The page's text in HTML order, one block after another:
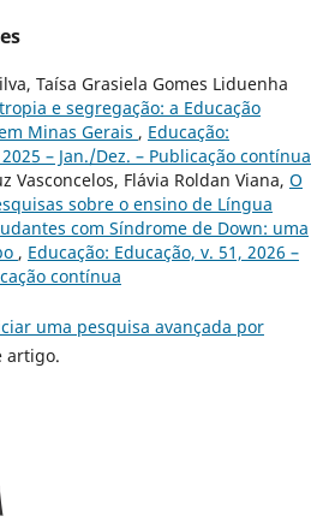
Taísa Grasiela Gomes Liduenha
e segregação: a Educação
Minas Gerais , Educação:
– Jan./Dez. – Publicação contínua
Vasconcelos, Flávia Roldan Viana, O
sobre o ensino de Língua
com Síndrome de Down: uma
, Educação: Educação, v. 51, 2026 –
contínua
uma pesquisa avançada por
artigo.